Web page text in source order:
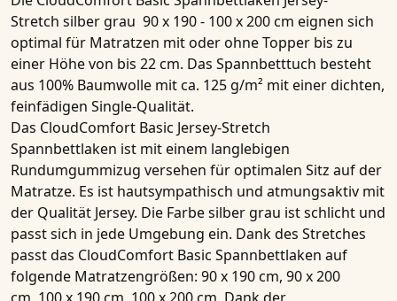
Stretch silber grau 90 x 190 - 100 x 200 cm eignen sich
optimal für Matratzen mit oder ohne Topper bis zu
einer Höhe von bis 22 cm. Das Spannbetttuch besteht
aus 100% Baumwolle mit ca. 125 g/m² mit einer dichten,
feinfädigen Single-Qualität.
Das CloudComfort Basic Jersey-Stretch
Spannbettlaken ist mit einem langlebigen
Rundumgummizug versehen für optimalen Sitz auf der
Matratze. Es ist hautsympathisch und atmungsaktiv mit
der Qualität Jersey. Die Farbe silber grau ist schlicht und
passt sich in jede Umgebung ein. Dank des Stretches
passt das CloudComfort Basic Spannbettlaken auf
folgende Matratzengrößen: 90 x 190 cm, 90 x 200